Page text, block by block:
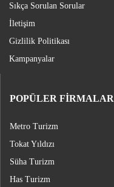
Sıkça Sorulan Sorular
İletişim
Gizlilik Politikası
Kampanyalar
POPÜLER FİRMALAR
Metro Turizm
Tokat Yıldızı
Süha Turizm
Has Turizm